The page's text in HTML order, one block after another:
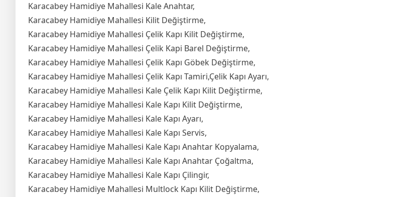
Karacabey Hamidiye Mahallesi Kale Anahtar,
Karacabey Hamidiye Mahallesi Kilit Değiştirme,
Karacabey Hamidiye Mahallesi Çelik Kapı Kilit Değiştirme,
Karacabey Hamidiye Mahallesi Çelik Kapi Barel Değiştirme,
Karacabey Hamidiye Mahallesi Çelik Kapı Göbek Değiştirme,
Karacabey Hamidiye Mahallesi Çelik Kapı Tamiri,Çelik Kapı Ayarı,
Karacabey Hamidiye Mahallesi Kale Çelik Kapı Kilit Değiştirme,
Karacabey Hamidiye Mahallesi Kale Kapı Kilit Değiştirme,
Karacabey Hamidiye Mahallesi Kale Kapı Ayarı,
Karacabey Hamidiye Mahallesi Kale Kapı Servis,
Karacabey Hamidiye Mahallesi Kale Kapı Anahtar Kopyalama,
Karacabey Hamidiye Mahallesi Kale Kapı Anahtar Çoğaltma,
Karacabey Hamidiye Mahallesi Kale Kapı Çilingir,
Karacabey Hamidiye Mahallesi Multlock Kapı Kilit Değiştirme,